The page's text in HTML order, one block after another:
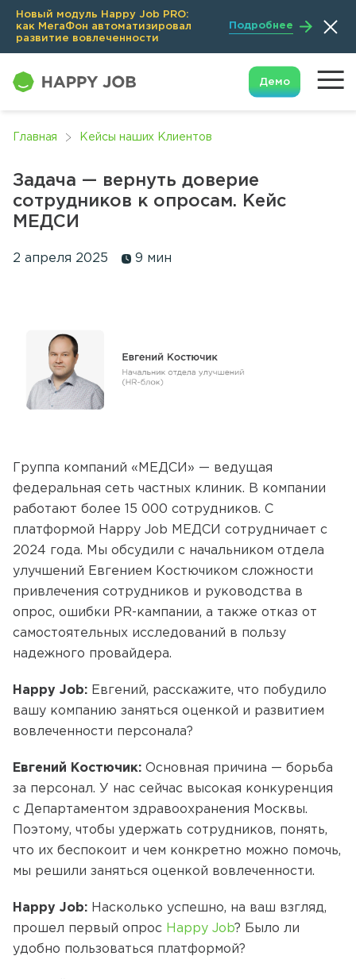
Новый модуль Happy Job PRO:
как МегаФон автоматизировал
развитие вовлеченности
Подробнее
Демо
Главная Кейсы наших Клиентов
Задача — вернуть доверие
сотрудников к опросам. Кейс
МЕДСИ
2 апреля 2025 9 мин
Группа компаний «МЕДСИ» — ведущая
федеральная сеть частных клиник. В компании
работают более 15 000 сотрудников. С
платформой Happy Job МЕДСИ сотрудничает с
2024 года. Мы обсудили с начальником отдела
улучшений Евгением Костючиком сложности
привлечения сотрудников и руководства в
опрос, ошибки PR-кампании, а также отказ от
самостоятельных исследований в пользу
надежного провайдера.
Happy Job: Евгений, расскажите, что побудило
вашу компанию заняться оценкой и развитием
вовлеченности персонала?
Евгений Костючик: Основная причина — борьба
за персонал. У нас сейчас высокая конкуренция
с Департаментом здравоохранения Москвы.
Поэтому, чтобы удержать сотрудников, понять,
что их беспокоит и чем конкретно можно помочь,
мы решили заняться оценкой вовлеченности.
Happy Job: Насколько успешно, на ваш взгляд,
прошел первый опрос Happy Job? Было ли
удобно пользоваться платформой?